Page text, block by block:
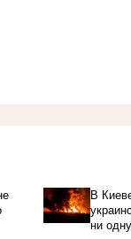
В
ни